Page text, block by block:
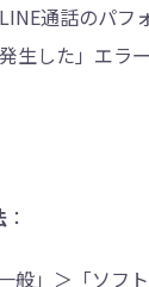
通話のパフ
生した」エラ
：
般」＞「ソフ